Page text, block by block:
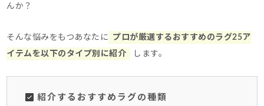
んか？
そんな悩みをもつあなたに
プロが厳選するおすすめのラグ25ア
イテムを以下のタイプ別に紹介
します。
紹介するおすすめラグの種類